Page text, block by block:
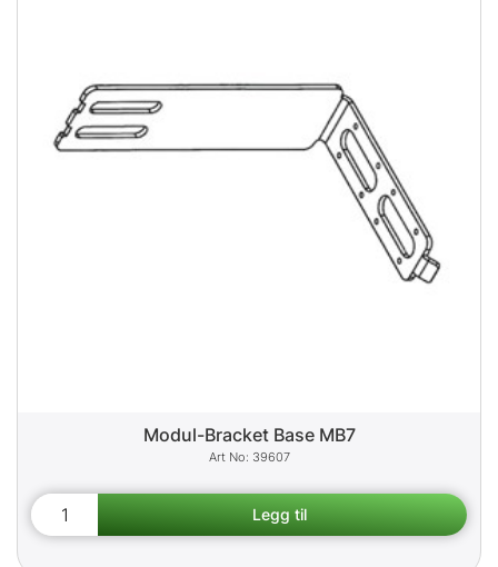
Modul-Bracket Base MB7
39607